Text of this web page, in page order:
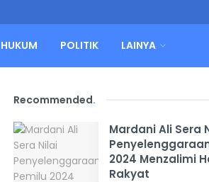
HUKUM POLITIK LAINYA
Recommended.
Mardani Ali Sera
2024 Menzalimi
Rakyat